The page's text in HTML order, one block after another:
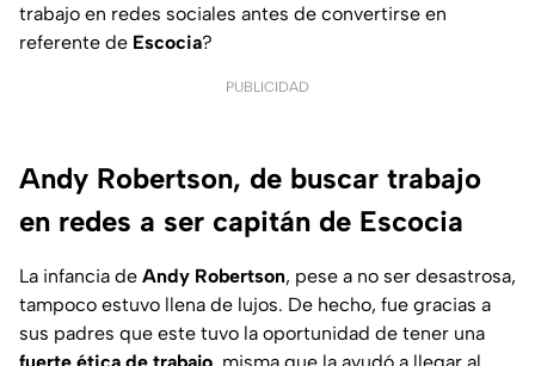
trabajo en redes sociales antes de convertirse en
referente de Escocia?
PUBLICIDAD
Andy Robertson, de buscar trabajo
en redes a ser capitán de Escocia
La infancia de Andy Robertson, pese a no ser desastrosa,
tampoco estuvo llena de lujos. De hecho, fue gracias a
sus padres que este tuvo la oportunidad de tener una